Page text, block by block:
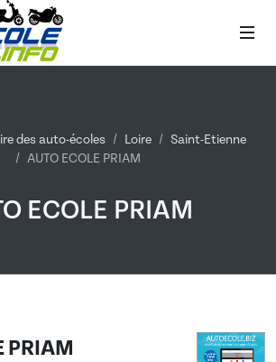
des auto-écoles Loire
Saint-Etienne
AUTO ECOLE PRIAM
ECOLE PRIAM
PRIAM